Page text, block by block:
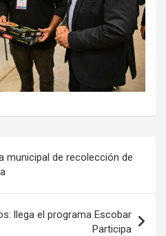
municipal de recolección de
llega el programa Escobar
Participa